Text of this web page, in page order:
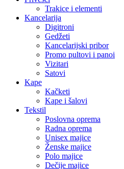
Trakice i elementi
Kancelarija
Digitroni
Gedžeti
Kancelarijski pribor
Promo pultovi i panoi
Vizitari
Satovi
Kape
Kačketi
Kape i šalovi
Tekstil
Poslovna oprema
Radna oprema
Unisex majice
Ženske majice
Polo majice
Dečije majice